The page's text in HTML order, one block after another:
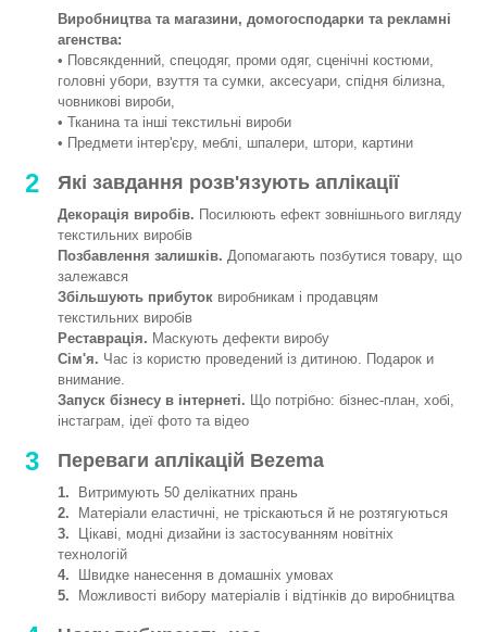
Виробництва та магазини, домогосподарки та рекламні
агенства:
• Повсякденний, спецодяг, проми одяг, сценічні костюми,
головні убори, взуття та сумки, аксесуари, спідня білизна,
човникові вироби,
• Тканина та інші текстильні вироби
• Предмети інтер'єру, меблі, шпалери, штори, картини
2 Які завдання розв'язують аплікації
Декорація виробів. Посилюють ефект зовнішнього вигляду
текстильних виробів
Позбавлення залишків. Допомагають позбутися товару, що
залежався
Збільшують прибуток виробникам і продавцям
текстильних виробів
Реставрація. Маскують дефекти виробу
Сім'я. Час із користю проведений із дитиною. Подарок и
внимание.
Запуск бізнесу в інтернеті. Що потрібно: бізнес-план, хобі,
інстаграм, ідеї фото та відео
3 Переваги аплікацій Bezema
1. Витримують 50 делікатних прань
2. Матеріали еластичні, не тріскаються й не розтягуються
3. Цікаві, модні дизайни із застосуванням новітніх
технологій
4. Швидке нанесення в домашніх умовах
5. Можливості вибору матеріалів і відтінків до виробництва